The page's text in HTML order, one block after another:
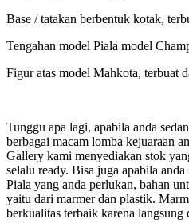
Base / tatakan berbentuk kotak,
Tengahan model Piala model
Figur atas model Mahkota, terbuat
Tunggu apa lagi, apabila anda
berbagai macam lomba kejuaraan
Gallery kami menyediakan stok
selalu ready. Bisa juga apabila
Piala yang anda perlukan, bahan
yaitu dari marmer dan plastik.
berkualitas terbaik karena